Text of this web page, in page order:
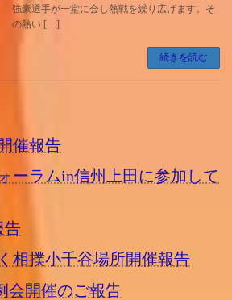
強豪選手が一堂に会し熱戦を繰り広げます。そ
の熱い […]
続きを読む
催報告
ーラムin信州上田に参加して
告
相撲小千谷場所開催報告
会開催のご報告